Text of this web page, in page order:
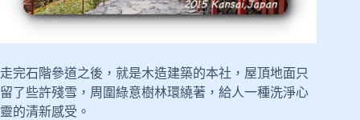
走完石階參道之後，就是木造建築的本社，屋頂地面只
留了些許殘雪，周圍綠意樹林環繞著，給人一種洗淨心
靈的清新感受。